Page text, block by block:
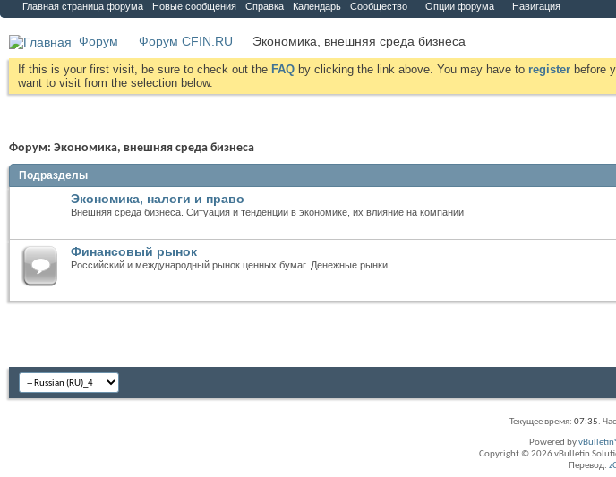
Главная страница форума Новые сообщения Справка Календарь Сообщество Опции форума Навигация
Форум Форум CFIN.RU Экономика, внешняя среда бизнеса
If this is your first visit, be sure to check out the FAQ by clicking the link above. You may have to register before
want to visit from the selection below.
Форум: Экономика, внешняя среда бизнеса
Подразделы
Экономика, налоги и право
Внешняя среда бизнеса. Ситуация и тенденции в экономике, их влияние на компании
Финансовый рынок
Российский и международный рынок ценных бумаг. Денежные рынки
Текущее время: 07:35.
Powered by
Copyright © 2026 vBulletin
Перевод: